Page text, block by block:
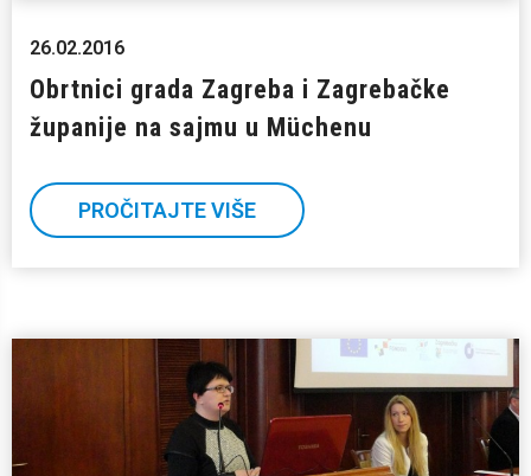
26.02.2016
Obrtnici grada Zagreba i Zagrebačke
županije na sajmu u Müchenu
PROČITAJTE VIŠE